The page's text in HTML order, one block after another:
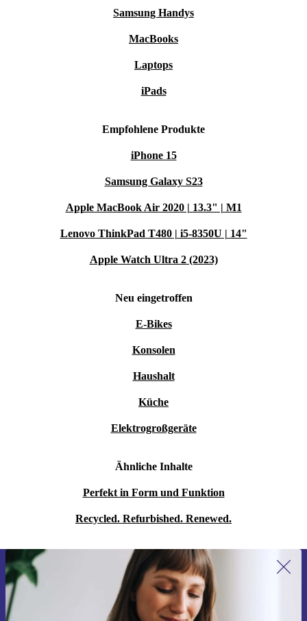
Samsung Handys
MacBooks
Laptops
iPads
Empfohlene Produkte
iPhone 15
Samsung Galaxy S23
Apple MacBook Air 2020 | 13.3" | M1
Lenovo ThinkPad T480 | i5-8350U | 14"
Apple Watch Ultra 2 (2023)
Neu eingetroffen
E-Bikes
Konsolen
Haushalt
Küche
Elektrogroßgeräte
Ähnliche Inhalte
Perfekt in Form und Funktion
Recycled. Refurbished. Renewed.
Erstmals zum Newsletter anmelden,
15 € sparen!
Verpasse kein Angebot mehr.